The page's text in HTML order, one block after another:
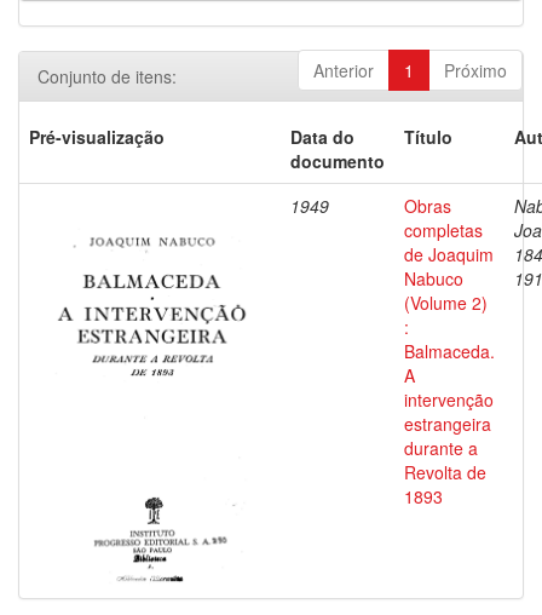
Anterior 1 Próximo
Conjunto de itens:
Pré-visualização
Data do
documento
Título
1949
Obras
completas
de Joaquim
Nabuco
(Volume 2)
:
Balmaceda.
A
intervenção
estrangeira
durante a
Revolta de
1893